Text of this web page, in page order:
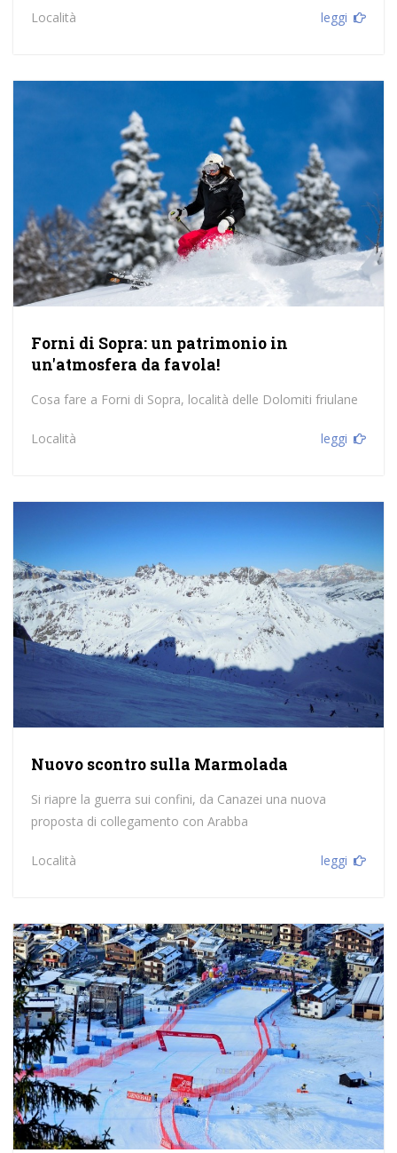
Località leggi
Forni di Sopra: un patrimonio in
un'atmosfera da favola!
Cosa fare a Forni di Sopra, località delle Dolomiti friulane
Località leggi
Nuovo scontro sulla Marmolada
Si riapre la guerra sui confini, da Canazei una nuova
proposta di collegamento con Arabba
Località leggi